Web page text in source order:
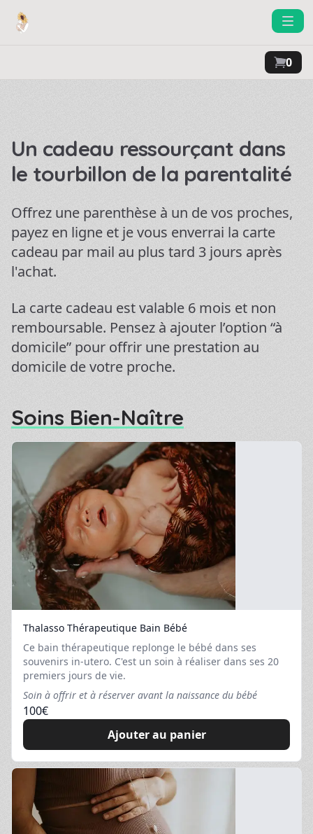
0
Un cadeau ressourçant dans
le tourbillon de la parentalité
Offrez une parenthèse à un de vos proches,
payez en ligne et je vous enverrai la carte
cadeau par mail au plus tard 3 jours après
l'achat.
La carte cadeau est valable 6 mois et non
remboursable. Pensez à ajouter l’option “à
domicile” pour offrir une prestation au
domicile de votre proche.
Soins Bien-Naître
Thalasso Thérapeutique Bain Bébé
Ce bain thérapeutique replonge le bébé dans ses
souvenirs in-utero. C'est un soin à réaliser dans ses 20
premiers jours de vie.
Soin à offrir et à réserver avant la naissance du bébé
100€
Ajouter au panier